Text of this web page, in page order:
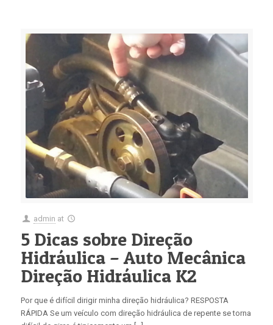
admin at
5 Dicas sobre Direção
Hidráulica – Auto Mecânica
Direção Hidráulica K2
Por que é difícil dirigir minha direção hidráulica? RESPOSTA
RÁPIDA Se um veículo com direção hidráulica de repente se torna